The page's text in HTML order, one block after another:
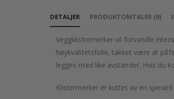
begynnelsen
bildegalleri
DETALJER
Veggklistremerker vil forvandle
høykvalitetsfolie, takket være at
legges med like avstander. Hvis du
Klistermerker er kuttet av en
PRODUKTOMTALER (0)